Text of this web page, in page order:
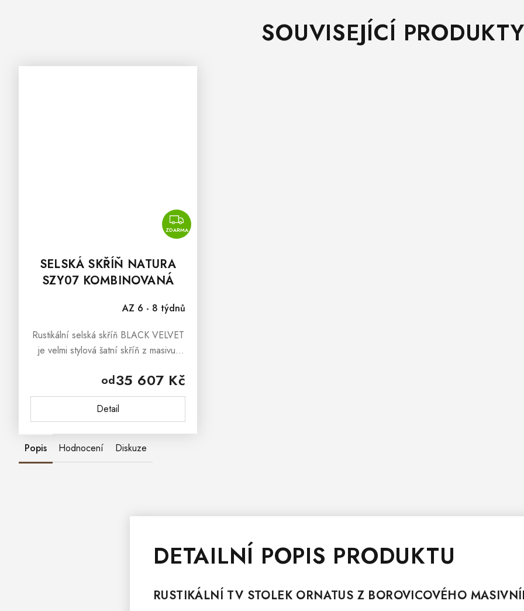
SOUVISEJÍCÍ PRODUKTY
ZDARMA
ZDARMA
SELSKÁ SKŘÍŇ NATURA
SZY07 KOMBINOVANÁ
AZ 6 - 8 týdnů
od35 607 Kč
Detail
Rustikální selská skříň BLACK VELVET
je velmi stylová šatní skříň z masivu,
podobou a kvalitním provedením.
Rustikální selská skříň...
Popis Hodnocení Diskuze
DETAILNÍ POPIS PRODUKTU
RUSTIKÁLNÍ TV STOLEK ORNATUS Z BOROVICOVÉHO